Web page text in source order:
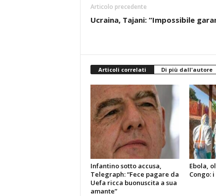
Articolo precedente
Ucraina, Tajani: “Impossibile
Articoli correlati Di più dall'autore
Infantino sotto accusa,
Telegraph: “Fece pagare da
Uefa ricca buonuscita a sua
amante”
Ebola,
Congo: